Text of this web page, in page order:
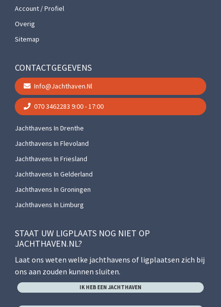
Account / Profiel
Overig
Sitemap
CONTACTGEGEVENS
Info@jachthaven.nl
070 3462283 9:00 - 17:00
Jachthavens In Drenthe
Jachthavens In Flevoland
Jachthavens In Friesland
Jachthavens In Gelderland
Jachthavens In Groningen
Jachthavens In Limburg
STAAT UW LIGPLAATS NOG NIET OP
JACHTHAVEN.NL?
Laat ons weten welke jachthavens of ligplaatsen zich bij
ons aan zouden kunnen sluiten.
IK HEB EEN JACHTHAVEN